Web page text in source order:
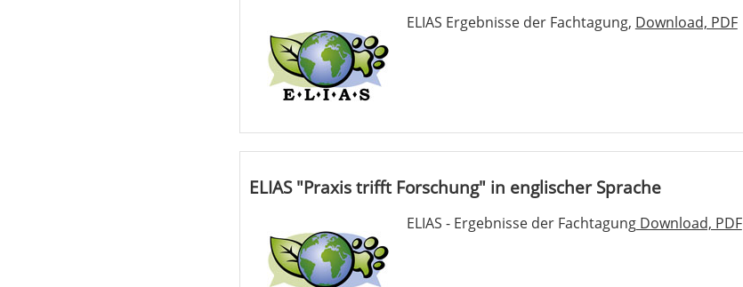
ELIAS Ergebnisse der Fachtagung, Download, PDF
ELIAS "Praxis trifft Forschung" in englischer Sprache
ELIAS - Ergebnisse der FachtagungDownload, PDF